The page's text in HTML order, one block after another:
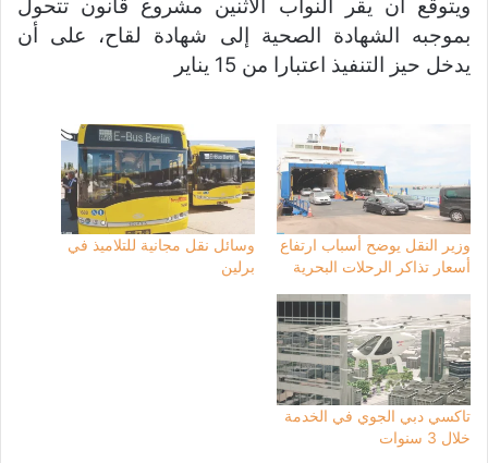
ويتوقع أن يقر النواب الاثنين مشروع قانون تتحول
بموجبه الشهادة الصحية إلى شهادة لقاح، على أن
يدخل حيز التنفيذ اعتبارا من 15 يناير
وزير النقل يوضح أسباب ارتفاع
أسعار تذاكر الرحلات البحرية
وسائل نقل مجانية للتلاميذ في
برلين
تاكسي دبي الجوي في الخدمة
خلال 3 سنوات